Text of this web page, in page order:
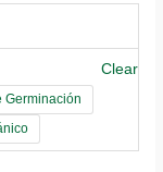
Germinación
Clear